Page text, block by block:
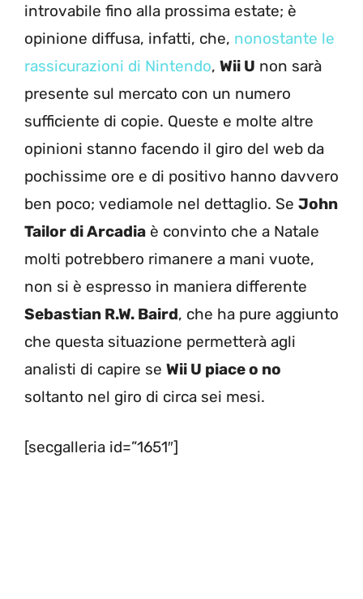
introvabile fino alla prossima estate; è
opinione diffusa, infatti, che, nonostante le
rassicurazioni di Nintendo, Wii U non sarà
presente sul mercato con un numero
sufficiente di copie. Queste e molte altre
opinioni stanno facendo il giro del web da
pochissime ore e di positivo hanno davvero
ben poco; vediamole nel dettaglio. Se John
Tailor di Arcadia è convinto che a Natale
molti potrebbero rimanere a mani vuote,
non si è espresso in maniera differente
Sebastian R.W. Baird, che ha pure aggiunto
che questa situazione permetterà agli
analisti di capire se Wii U piace o no
soltanto nel giro di circa sei mesi.
[secgalleria id=”1651″]